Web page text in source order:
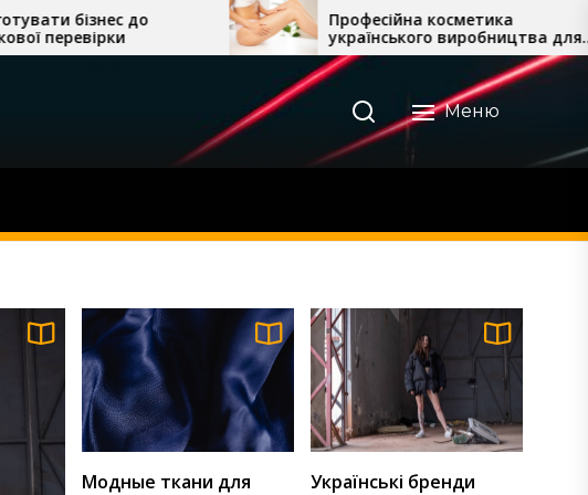
Професійна косметика
українського виробництва для
домашнього догляду
Кращі
для бізнесу
Меню
Модные ткани для
Українські бренди